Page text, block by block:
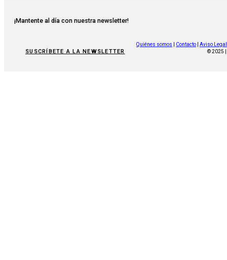
¡Mantente al día con nuestra newsletter!
SUSCRÍBETE A LA NEWSLETTER
Quiénes somos Contacto
Aviso Legal
© 2025